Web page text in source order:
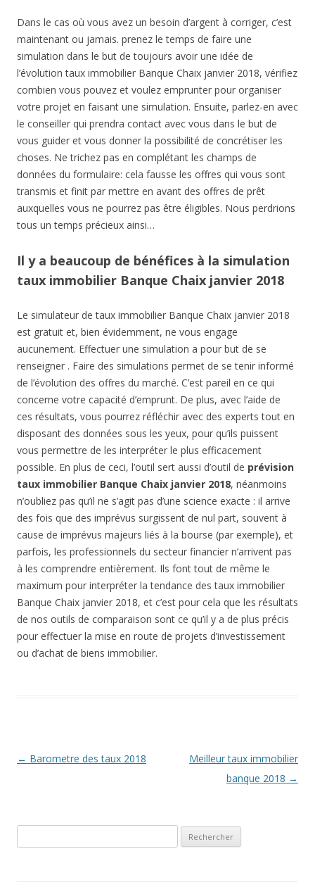
Dans le cas où vous avez un besoin d’argent à corriger, c’est
maintenant ou jamais. prenez le temps de faire une
simulation dans le but de toujours avoir une idée de
l’évolution taux immobilier Banque Chaix janvier 2018, vérifiez
combien vous pouvez et voulez emprunter pour organiser
votre projet en faisant une simulation. Ensuite, parlez-en avec
le conseiller qui prendra contact avec vous dans le but de
vous guider et vous donner la possibilité de concrétiser les
choses. Ne trichez pas en complétant les champs de
données du formulaire: cela fausse les offres qui vous sont
transmis et finit par mettre en avant des offres de prêt
auxquelles vous ne pourrez pas être éligibles. Nous perdrions
tous un temps précieux ainsi…
Il y a beaucoup de bénéfices à la simulation
taux immobilier Banque Chaix janvier 2018
Le simulateur de taux immobilier Banque Chaix janvier 2018
est gratuit et, bien évidemment, ne vous engage
aucunement. Effectuer une simulation a pour but de se
renseigner . Faire des simulations permet de se tenir informé
de l’évolution des offres du marché. C’est pareil en ce qui
concerne votre capacité d’emprunt. De plus, avec l’aide de
ces résultats, vous pourrez réfléchir avec des experts tout en
disposant des données sous les yeux, pour qu’ils puissent
vous permettre de les interpréter le plus efficacement
possible. En plus de ceci, l’outil sert aussi d’outil de prévision
taux immobilier Banque Chaix janvier 2018, néanmoins
n’oubliez pas qu’il ne s’agit pas d’une science exacte : il arrive
des fois que des imprévus surgissent de nul part, souvent à
cause de imprévus majeurs liés à la bourse (par exemple), et
parfois, les professionnels du secteur financier n’arrivent pas
à les comprendre entièrement. Ils font tout de même le
maximum pour interpréter la tendance des taux immobilier
Banque Chaix janvier 2018, et c’est pour cela que les résultats
de nos outils de comparaison sont ce qu’il y a de plus précis
pour effectuer la mise en route de projets d’investissement
ou d’achat de biens immobilier.
Navigation
← Barometre des taux 2018
Meilleur taux immobilier
banque 2018 →